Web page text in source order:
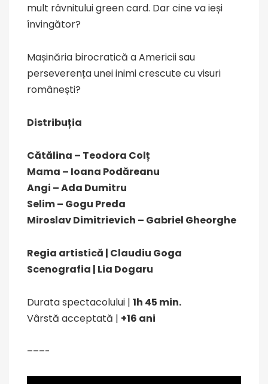
mult râvnitului green card. Dar cine va ieși
învingător?
Mașinăria birocratică a Americii sau
perseverența unei inimi crescute cu visuri
românești?
Distribuția
Cătălina – Teodora Colț
Mama – Ioana Podăreanu
Angi – Ada Dumitru
Selim – Gogu Preda
Miroslav Dimitrievich – Gabriel Gheorghe
Regia artistică | Claudiu Goga
Scenografia | Lia Dogaru
Durata spectacolului | 1h 45 min.
Vârstă acceptată | +16 ani
–––-